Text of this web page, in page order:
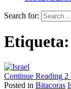
Search for:
Etiqueta:
Continue Reading 2
Posted in Bitacoras